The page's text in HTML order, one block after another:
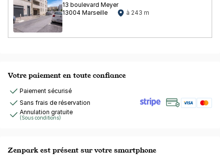
13 boulevard Meyer
13004 Marseille
à 243 m
Votre paiement en toute confiance
Paiement sécurisé
Sans frais de réservation
Annulation gratuite
(Sous conditions)
Zenpark est présent sur votre smartphone